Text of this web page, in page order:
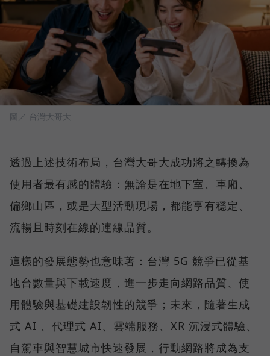
圖／ 台灣大哥大
透過上述技術布局，台灣大哥大成功將之轉換為
使用者最有感的體驗：無論是在地下室、車廂、
偏鄉山區，或是大型活動現場，都能享有穩定、
流暢且時刻在線的連線品質。
這樣的發展態勢也意味著：台灣 5G 競爭已從基
地台數量與下載速度，進一步走向網路品質、使
用體驗與基礎建設韌性的競爭；未來，隨著生成
式 AI 、代理式 AI、雲端服務、XR 沉浸式體驗、
自駕車與智慧城市快速發展，行動網路將成為支